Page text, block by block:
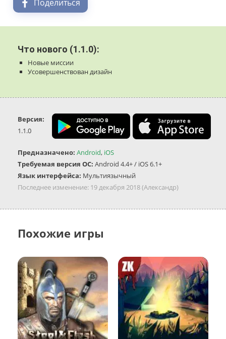
Поделиться
Что нового (1.1.0):
Новые миссии
Усовершенствован дизайн
Версия:
1.1.0
Предназначено: Android, iOS
Требуемая версия ОС: Android 4.4+ / iOS 6.1+
Язык интерфейса: Мультиязычный
Последнее изменение: 19 декабря 2018(Александр)
Похожие игры